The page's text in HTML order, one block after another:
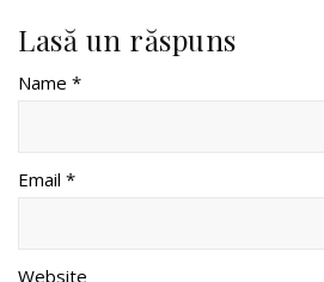
Lasă un răspuns
Name *
Email *
Website